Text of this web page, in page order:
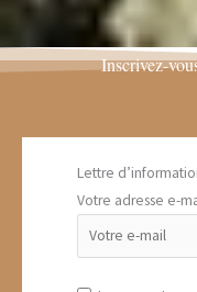
Inscrivez-
Lettre
Votre adresse e-